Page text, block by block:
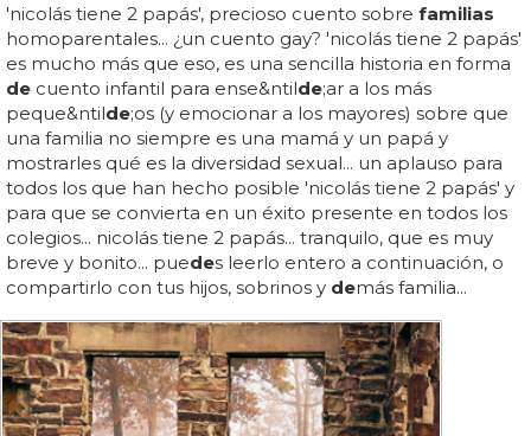
'nicolás tiene 2 papás', precioso cuento sobre familias
homoparentales... ¿un cuento gay? 'nicolás tiene 2 papás'
es mucho más que eso, es una sencilla historia en forma
de cuento infantil para ense&ntilde;ar a los más
peque&ntilde;os (y emocionar a los mayores) sobre que
una familia no siempre es una mamá y un papá y
mostrarles qué es la diversidad sexual... un aplauso para
todos los que han hecho posible 'nicolás tiene 2 papás' y
para que se convierta en un éxito presente en todos los
colegios... nicolás tiene 2 papás... tranquilo, que es muy
breve y bonito... puedes leerlo entero a continuación, o
compartirlo con tus hijos, sobrinos y demás familia...